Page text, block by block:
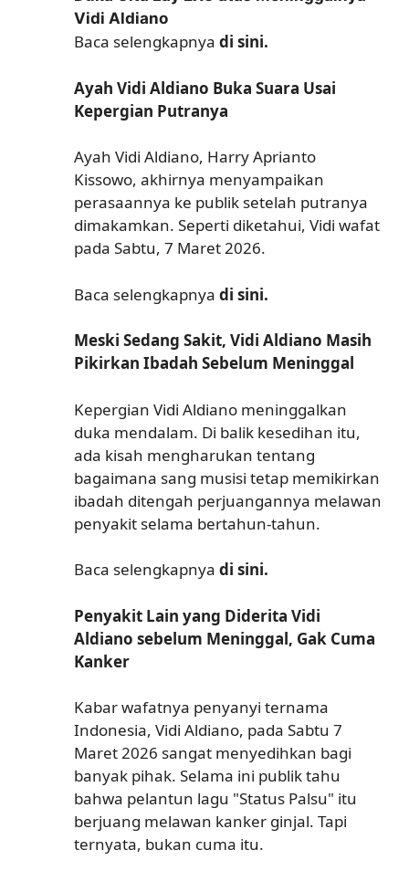
Vidi Aldiano
Baca selengkapnya di sini.
Ayah Vidi Aldiano Buka Suara Usai
Kepergian Putranya
Ayah Vidi Aldiano, Harry Aprianto
Kissowo, akhirnya menyampaikan
perasaannya ke publik setelah putranya
dimakamkan. Seperti diketahui, Vidi wafat
pada Sabtu, 7 Maret 2026.
Baca selengkapnya di sini.
Meski Sedang Sakit, Vidi Aldiano Masih
Pikirkan Ibadah Sebelum Meninggal
Kepergian Vidi Aldiano meninggalkan
duka mendalam. Di balik kesedihan itu,
ada kisah mengharukan tentang
bagaimana sang musisi tetap memikirkan
ibadah ditengah perjuangannya melawan
penyakit selama bertahun-tahun.
Baca selengkapnya di sini.
Penyakit Lain yang Diderita Vidi
Aldiano sebelum Meninggal, Gak Cuma
Kanker
Kabar wafatnya penyanyi ternama
Indonesia, Vidi Aldiano, pada Sabtu 7
Maret 2026 sangat menyedihkan bagi
banyak pihak. Selama ini publik tahu
bahwa pelantun lagu "Status Palsu" itu
berjuang melawan kanker ginjal. Tapi
ternyata, bukan cuma itu.